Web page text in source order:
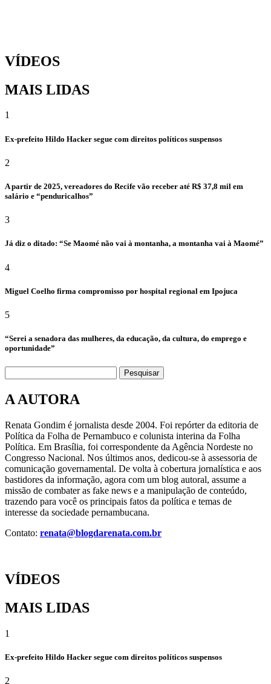
VÍDEOS
MAIS LIDAS
1
Ex-prefeito Hildo Hacker segue com direitos políticos suspensos
2
A partir de 2025, vereadores do Recife vão receber até R$ 37,8 mil em
salário e “penduricalhos”
3
Já diz o ditado: “Se Maomé não vai à montanha, a montanha vai à Maomé”
4
Miguel Coelho firma compromisso por hospital regional em Ipojuca
5
“Serei a senadora das mulheres, da educação, da cultura, do emprego e
oportunidade”
Pesquisar
A AUTORA
Renata Gondim é jornalista desde 2004. Foi repórter da editoria de
Política da Folha de Pernambuco e colunista interina da Folha
Política. Em Brasília, foi correspondente da Agência Nordeste no
Congresso Nacional. Nos últimos anos, dedicou-se à assessoria de
comunicação governamental. De volta à cobertura jornalística e aos
bastidores da informação, agora com um blog autoral, assume a
missão de combater as fake news e a manipulação de conteúdo,
trazendo para você os principais fatos da política e temas de
interesse da sociedade pernambucana.
Contato: renata@blogdarenata.com.br
VÍDEOS
MAIS LIDAS
1
Ex-prefeito Hildo Hacker segue com direitos políticos suspensos
2